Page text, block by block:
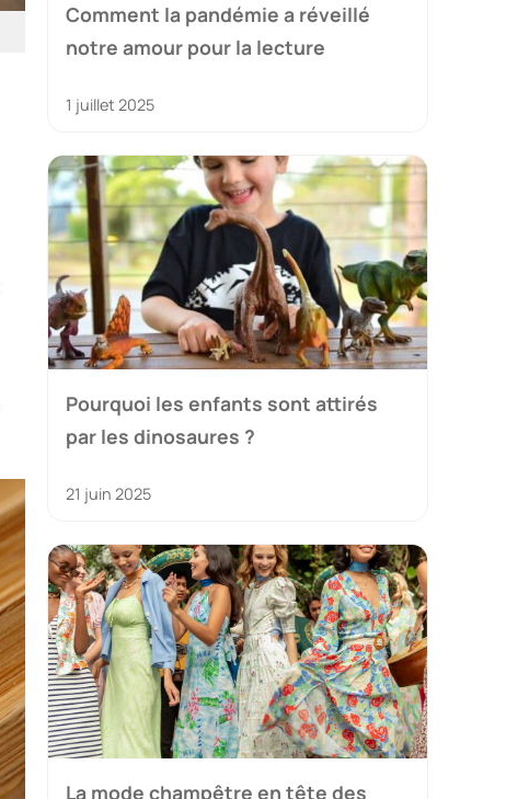
Comment la pandémie a réveillé
notre amour pour la lecture
1 juillet 2025
Pourquoi les enfants sont attirés
par les dinosaures ?
21 juin 2025
La mode champêtre en tête des